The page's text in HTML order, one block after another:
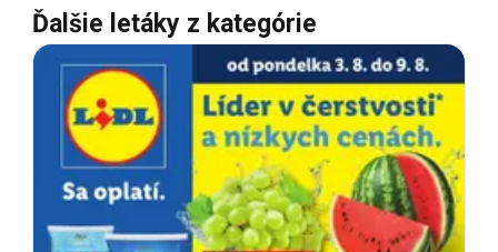
Ďalšie letáky z kategórie